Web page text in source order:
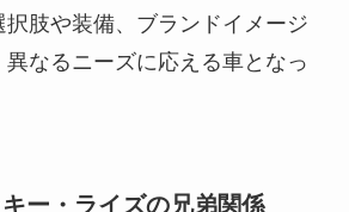
択肢や装備、ブランドイメージ
なるニーズに応える車となっ
ー・ライズの兄弟関係